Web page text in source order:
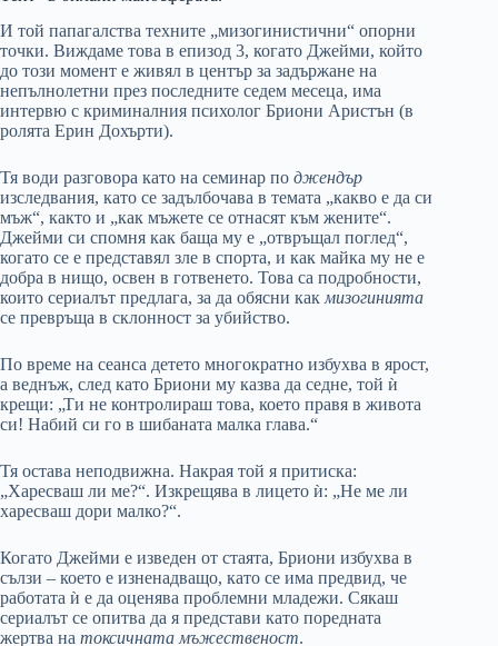
И той папагалства техните „мизогинистични“ опорни
точки. Виждаме това в епизод 3, когато Джейми, който
до този момент е живял в център за задържане на
непълнолетни през последните седем месеца, има
интервю с криминалния психолог Бриони Аристън (в
ролята Ерин Дохърти).
Тя води разговора като на семинар по джендър
изследвания, като се задълбочава в темата „какво е да си
мъж“, както и „как мъжете се отнасят към жените“.
Джейми си спомня как баща му е „отвръщал поглед“,
когато се е представял зле в спорта, и как майка му не е
добра в нищо, освен в готвенето. Това са подробности,
които сериалът предлага, за да обясни какмизогинията
се превръща в склонност за убийство.
По време на сеанса детето многократно избухва в ярост,
а веднъж, след като Бриони му казва да седне, той ѝ
крещи: „Ти не контролираш това, което правя в живота
си! Набий си го в шибаната малка глава.“
Тя остава неподвижна. Накрая той я притиска:
„Харесваш ли ме?“. Изкрещява в лицето ѝ: „Не ме ли
харесваш дори малко?“.
Когато Джейми е изведен от стаята, Бриони избухва в
сълзи – което е изненадващо, като се има предвид, че
работата ѝ е да оценява проблемни младежи. Сякаш
сериалът се опитва да я представи като поредната
жертва на токсичната мъжественост.